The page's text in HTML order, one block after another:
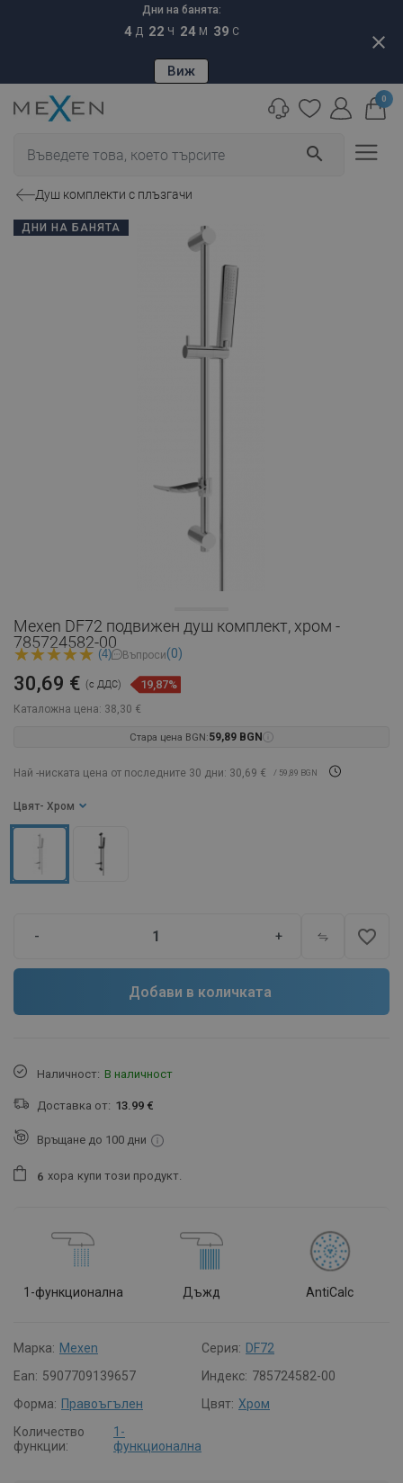
Дни на банята:
4 Д 22 Ч 24 М 38 С
Виж
close
search
0
Душ комплекти с плъзгачи
ДНИ НА БАНЯТА
Mexen DF72 подвижен душ комплект, хром -
785724582-00
(4) Въпроси(0)
Каталожна цена: 38,30 €
30,69 € (с ДДС) 19,87%
Стара цена BGN:59,89 BGN
Най -ниската цена от последните 30 дни: 30,69 € / 59,89 BGN
Цвят - Хром
- + favorite_border
Добави в количката
Наличност: В наличност
Доставка от: 13.99 €
Връщане до 100 дни
6 хора купи този продукт.
1-функционална Дъжд AntiCalc
Марка: Mexen Серия: DF72
Ean: 5907709139657 Индекс: 785724582-00
Форма: Правоъгълен Цвят: Хром
Количество
функции:
1-
функционална